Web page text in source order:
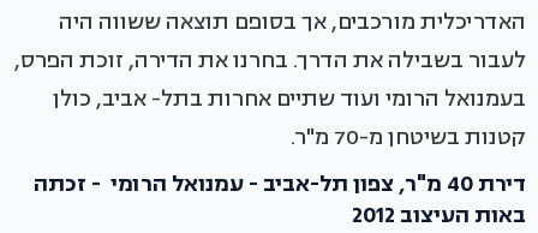
האדריכלית מורכבים, אך בסופם תוצאה ששווה היה
לעבור בשבילה את הדרך. בחרנו את הדירה, זוכת הפרס,
בעמנואל הרומי ועוד שתיים אחרות בתל- אביב, כולן
קטנות בשיטחן מ-70 מ"ר.
דירת 40 מ"ר, צפון תל-אביב - עמנואל הרומי - זכתה
באות העיצוב 2012